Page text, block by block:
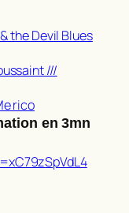
the Devil Blues
///
rico
en 3mn